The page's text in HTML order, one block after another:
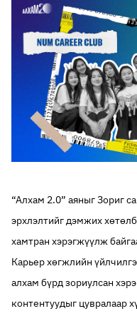
“Алхам 2.0” аяныг Зориг
эрхлэлтийг дэмжих
хамтран хэрэгжүүлж
Карьер хөгжлийн
алхам бүрд зориулсан
контентуудыг цувралаар